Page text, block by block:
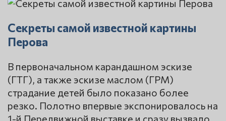
Секреты самой известной картины
Перова
В первоначальном карандашном эскизе
(ГТГ), а также эскизе маслом (ГРМ)
страдание детей было показано более
резко. Полотно впервые экспонировалось на